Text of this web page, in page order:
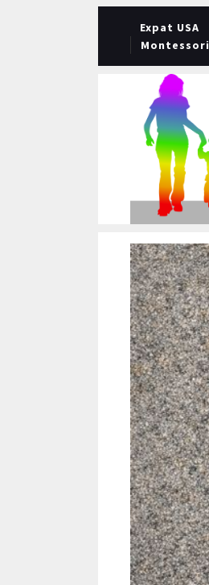
Expat USA
Montessori